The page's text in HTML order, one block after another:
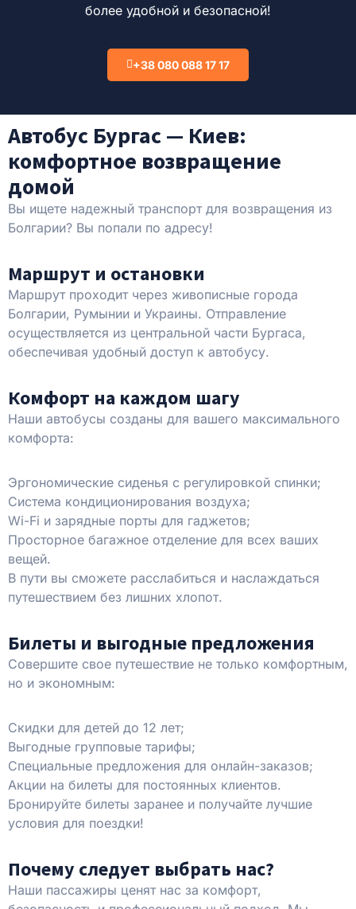
более удобной и безопасной!
+38 080 088 17 17
Автобус Бургас — Киев:
комфортное возвращение
домой
Вы ищете надежный транспорт для возвращения из
Болгарии? Вы попали по адресу!
Маршрут и остановки
Маршрут проходит через живописные города
Болгарии, Румынии и Украины. Отправление
осуществляется из центральной части Бургаса,
обеспечивая удобный доступ к автобусу.
Комфорт на каждом шагу
Наши автобусы созданы для вашего максимального
комфорта:
Эргономические сиденья с регулировкой спинки;
Система кондиционирования воздуха;
Wi-Fi и зарядные порты для гаджетов;
Просторное багажное отделение для всех ваших
вещей.
В пути вы сможете расслабиться и наслаждаться
путешествием без лишних хлопот.
Билеты и выгодные предложения
Совершите свое путешествие не только комфортным,
но и экономным:
Скидки для детей до 12 лет;
Выгодные групповые тарифы;
Специальные предложения для онлайн-заказов;
Акции на билеты для постоянных клиентов.
Бронируйте билеты заранее и получайте лучшие
условия для поездки!
Почему следует выбрать нас?
Наши пассажиры ценят нас за комфорт,